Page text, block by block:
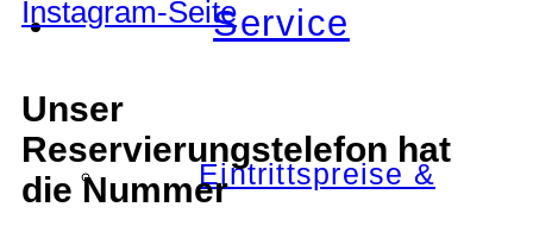
Service
Eintrittspreise &
Unser
Reservierungstelefon hat
die Nummer